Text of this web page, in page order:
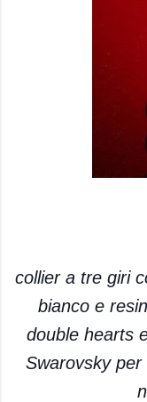
collier a tre giri
bianco e
double hearts
Swarovsky